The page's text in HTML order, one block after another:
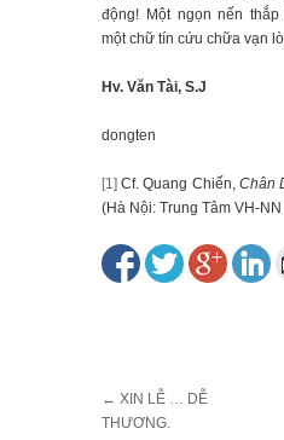
động! Một ngọn nến
một chữ tín cứu chữa vạn
Hv. Văn Tài, S.J
dongten
[1] Cf. Quang Chiến, Chân
(Hà Nội: Trung Tâm VH-
← XIN LỄ … DỄ
THƯƠNG.